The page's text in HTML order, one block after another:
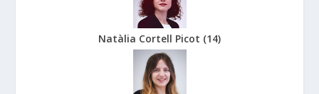
Natàlia Cortell Picot (14)